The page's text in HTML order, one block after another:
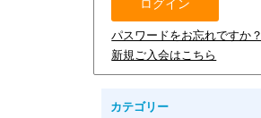
パスワードをお忘れですか？
新規ご入会はこちら
カテゴリー